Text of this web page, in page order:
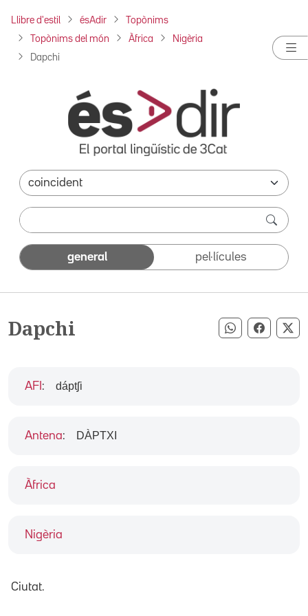
Llibre d'estil ésAdir Topònims
Topònims del món Àfrica Nigèria
Dapchi
general pel·lícules
Dapchi Compartir
Àfrica
Nigèria
AFI : dáptʃi
Antena: DÀPTXI
Ciutat.